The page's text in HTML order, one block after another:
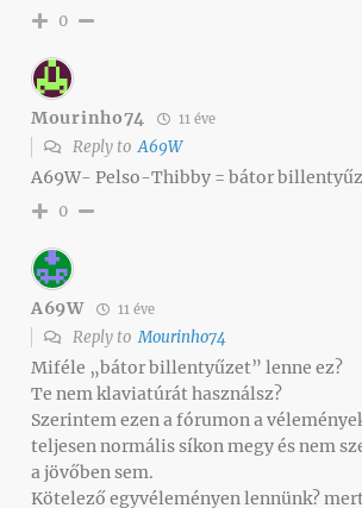
0
Mourinho74 11 éve
Reply toA69W
A69W- Pelso-Thibby = bátor
0
A69W 11 éve
Reply toMourinho74
Miféle „bátor billentyűzet” lenne ez?
Te nem klaviatúrát használsz?
Szerintem ezen a fórumon a
teljesen normális síkon megy és nem
a jövőben sem.
Kötelező egyvéleményen lennünk?